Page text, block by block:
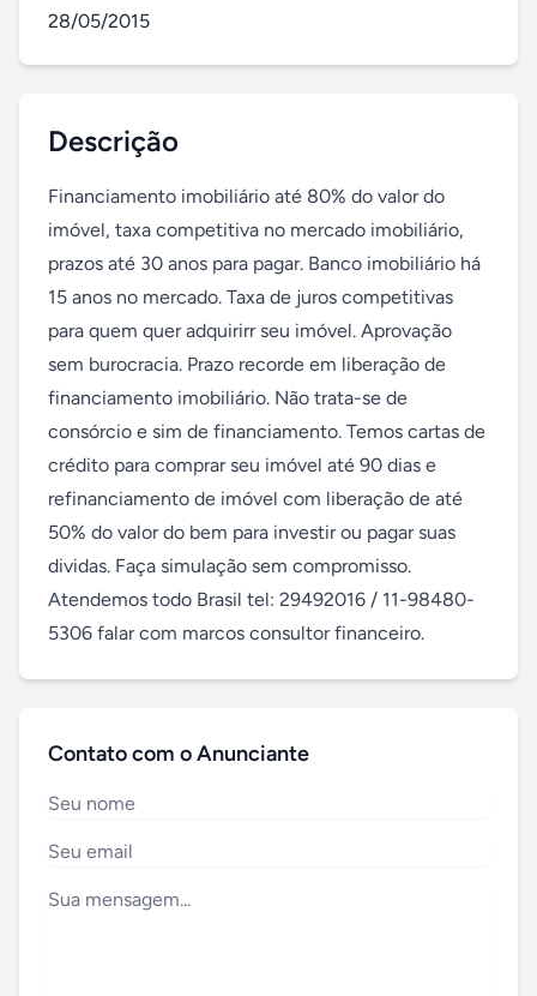
28/05/2015
Descrição
Financiamento imobiliário até 80% do valor do
imóvel, taxa competitiva no mercado imobiliário,
prazos até 30 anos para pagar. Banco imobiliário há
15 anos no mercado. Taxa de juros competitivas
para quem quer adquirirr seu imóvel. Aprovação
sem burocracia. Prazo recorde em liberação de
financiamento imobiliário. Não trata-se de
consórcio e sim de financiamento. Temos cartas de
crédito para comprar seu imóvel até 90 dias e
refinanciamento de imóvel com liberação de até
50% do valor do bem para investir ou pagar suas
dividas. Faça simulação sem compromisso.
Atendemos todo Brasil tel: 29492016 / 11-98480-
5306 falar com marcos consultor financeiro.
Contato com o Anunciante